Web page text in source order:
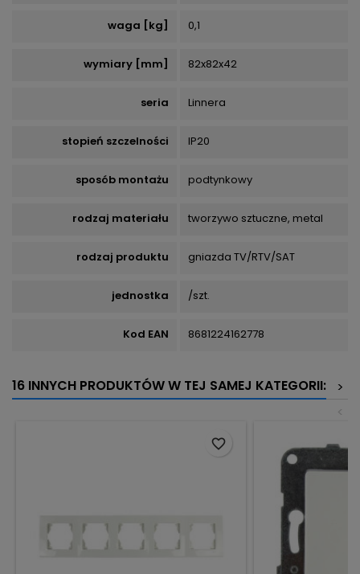
waga [kg] 0,1
wymiary [mm] 82x82x42
seria Linnera
stopień szczelności IP20
sposób montażu podtynkowy
rodzaj materiału tworzywo sztuczne, metal
rodzaj produktu gniazda TV/RTV/SAT
jednostka /szt.
Kod EAN 8681224162778
16 INNYCH PRODUKTÓW W TEJ SAMEJ KATEGORII:
>
<
favorite_border